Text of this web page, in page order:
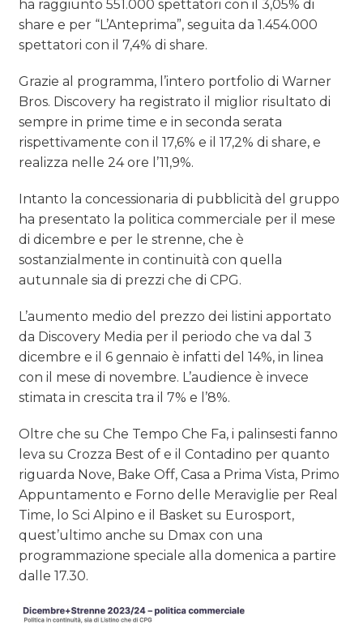
ha raggiunto 551.000 spettatori con il 3,05% di
share e per “L’Anteprima”, seguita da 1.454.000
spettatori con il 7,4% di share.
Grazie al programma, l’intero portfolio di Warner
Bros. Discovery ha registrato il miglior risultato di
sempre in prime time e in seconda serata
rispettivamente con il 17,6% e il 17,2% di share, e
realizza nelle 24 ore l’11,9%.
Intanto la concessionaria di pubblicità del gruppo
ha presentato la politica commerciale per il mese
di dicembre e per le strenne, che è
sostanzialmente in continuità con quella
autunnale sia di prezzi che di CPG.
L’aumento medio del prezzo dei listini apportato
da Discovery Media per il periodo che va dal 3
dicembre e il 6 gennaio è infatti del 14%, in linea
con il mese di novembre. L’audience è invece
stimata in crescita tra il 7% e l’8%.
Oltre che su Che Tempo Che Fa, i palinsesti fanno
leva su Crozza Best of e il Contadino per quanto
riguarda Nove, Bake Off, Casa a Prima Vista, Primo
Appuntamento e Forno delle Meraviglie per Real
Time, lo Sci Alpino e il Basket su Eurosport,
quest’ultimo anche su Dmax con una
programmazione speciale alla domenica a partire
dalle 17.30.